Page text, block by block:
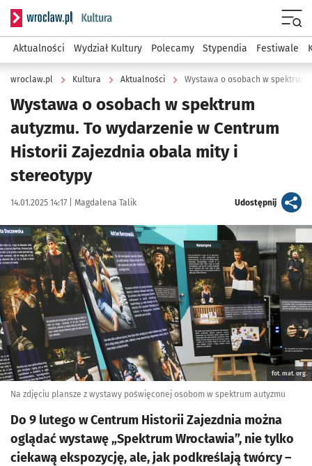
Serwis informacyjny wroclaw.pl podserwis: Kultura
Aktualności Wydział Kultury Polecamy Stypendia Festiwale
wroclaw.pl Kultura Aktualności Wystawa o osobach w spektrum
Wystawa o osobach w spektrum
autyzmu. To wydarzenie w Centrum
Historii Zajezdnia obala mity i
stereotypy
Data publikacji:
14.01.2025 14:17 | Autor:
Magdalena Talik Udostępnijartykuł
Kliknij, aby powiększyć
fot. mat. org.
Na zdjęciu plansze z wystawy poświęconej osobom w spektrum autyzmu
Do 9 lutego w Centrum Historii Zajezdnia można
oglądać wystawę „Spektrum Wrocławia”, nie tylko
ciekawą ekspozycję, ale, jak podkreślają twórcy –